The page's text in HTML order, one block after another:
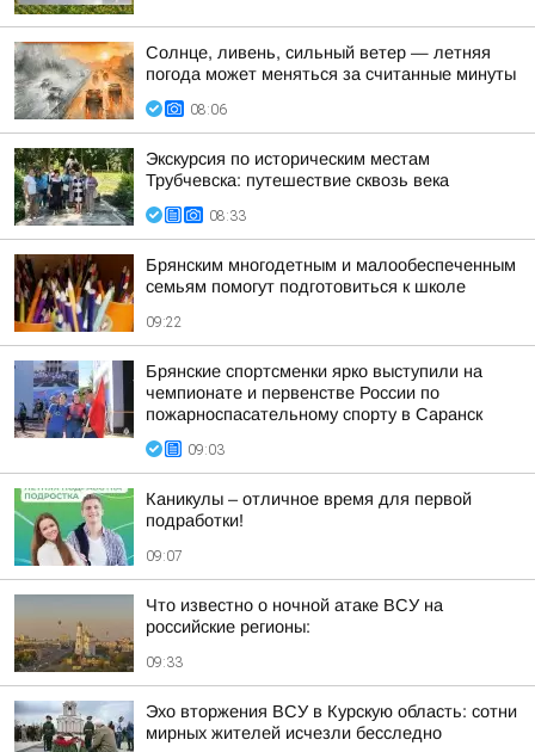
Солнце, ливень, сильный ветер — летняя
погода может меняться за считанные минуты
08:06
Экскурсия по историческим местам
Трубчевска: путешествие сквозь века
08:33
Брянским многодетным и малообеспеченным
семьям помогут подготовиться к школе
09:22
Брянские спортсменки ярко выступили на
чемпионате и первенстве России по
пожарноспасательному спорту в Саранск
09:03
Каникулы – отличное время для первой
подработки!
09:07
Что известно о ночной атаке ВСУ на
российские регионы:
09:33
Эхо вторжения ВСУ в Курскую область: сотни
мирных жителей исчезли бесследно